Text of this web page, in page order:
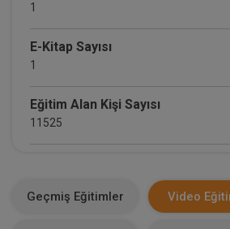
1
E-Kitap Sayısı
1
Eğitim Alan Kişi Sayısı
11525
Geçmiş Eğitimler Video